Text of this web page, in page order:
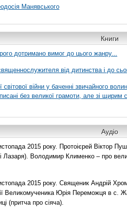
Манявського
Книги
дотримано вимог до цього жанру...
від дитинства і до
світової війни у баченні звичайного
без великої грамоти, але зі
Аудіо
2015 року. Протоієрей Віктор
і Лазаря). Володимир Клименко – про
2015 року. Священик Андрій
Великомученика Юрія Переможця в с.
(притча про сіяча).